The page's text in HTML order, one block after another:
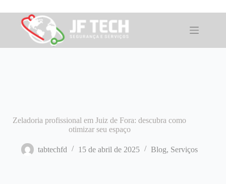
para
conteúdo
Zeladoria profissional em Juiz de Fora: descubra como
otimizar seu espaço
tabtechfd 15 de abril de 2025 Blog, Serviços